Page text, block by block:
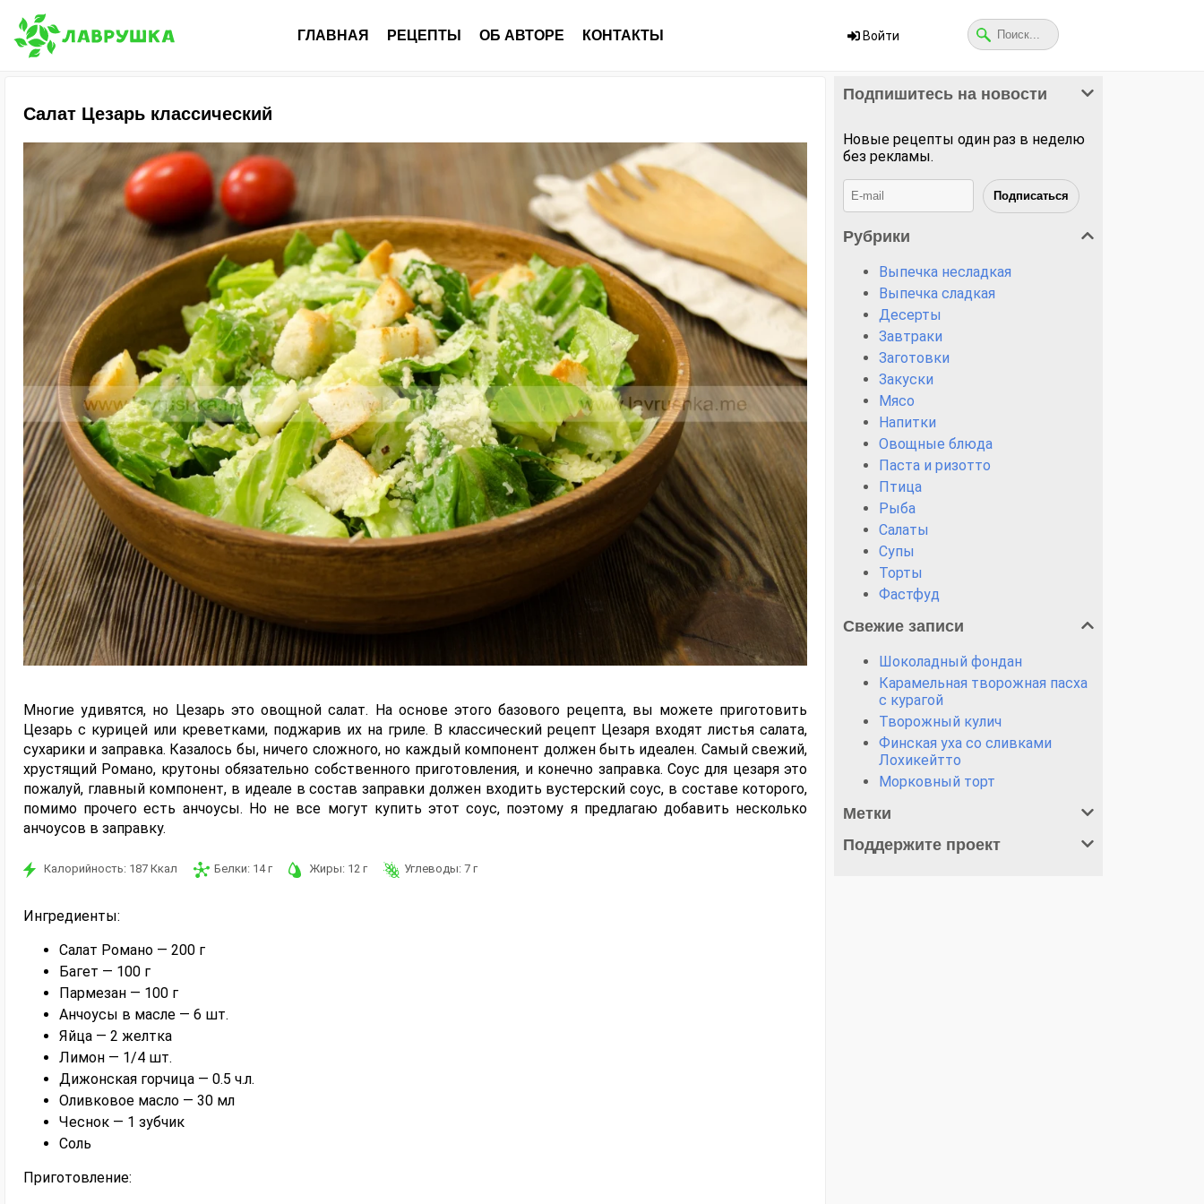
ГЛАВНАЯ РЕЦЕПТЫ ОБ АВТОРЕ КОНТАКТЫ Войти
Салат Цезарь классический
Многие удивятся, но Цезарь это овощной салат. На основе этого базового рецепта, вы можете приготовить
Цезарь с курицей или креветками, поджарив их на гриле. В классический рецепт Цезаря входят листья салата,
сухарики и заправка. Казалось бы, ничего сложного, но каждый компонент должен быть идеален. Самый свежий,
хрустящий Романо, крутоны обязательно собственного приготовления, и конечно заправка. Соус для цезаря это
пожалуй, главный компонент, в идеале в состав заправки должен входить вустерский соус, в составе которого,
помимо прочего есть анчоусы. Но не все могут купить этот соус, поэтому я предлагаю добавить несколько
анчоусов в заправку.
Калорийность: 187 Ккал Белки: 14г Жиры: 12 г Углеводы: 7 г
Ингредиенты:
Салат Романо — 200 г
Багет — 100 г
Пармезан — 100 г
Анчоусы в масле — 6 шт.
Яйца — 2 желтка
Лимон — 1/4 шт.
Дижонская горчица — 0.5 ч.л.
Оливковое масло — 30 мл
Чеснок — 1 зубчик
Соль
Приготовление:
Подпишитесь на новости
Новые рецепты один раз в неделю
без рекламы.
Рубрики
Выпечка несладкая
Выпечка сладкая
Десерты
Завтраки
Заготовки
Закуски
Мясо
Напитки
Овощные блюда
Паста и ризотто
Птица
Рыба
Салаты
Супы
Торты
Фастфуд
Свежие записи
Шоколадный фондан
Карамельная творожная пасха
с курагой
Творожный кулич
Финская уха со сливками
Лохикейтто
Морковный торт
Метки
Поддержите проект